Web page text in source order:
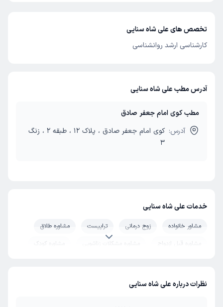
تخصص های علی شاه سنایی
کارشناسی ارشد روانشناسی
آدرس مطب علی شاه سنایی
مطب کوی امام جعفر صادق
آدرس:
کوی امام جعفر صادق ، پلاک 12 ، طبقه 2 ، زنگ
3
خدمات علی شاه سنایی
مشاور خانواده زوج درمانی تراپیست
مشاوره طلاق
مشاوره قبل ازدواج
مشاوره مشکلات زناشویی
مشاوره کودک
روانکاوی
مشاوره حل تعارض ازدواج
نظرات درباره علی شاه سنایی